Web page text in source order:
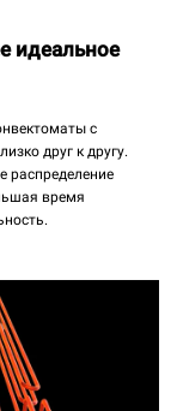
идеальное
с
друг к другу.
распределение
время